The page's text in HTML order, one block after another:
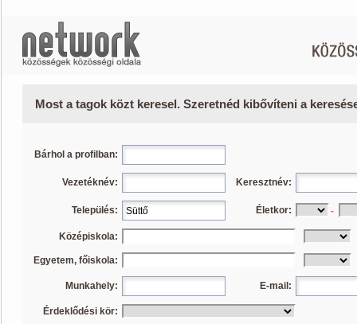
Most a tagok közt keresel. Szeretnéd kibővíteni a
Bárhol a profilban:
Vezetéknév: Keresztnév:
Település: Életkor: -
Középiskola:
Egyetem, főiskola:
Munkahely: E-mail:
Érdeklődési kör: